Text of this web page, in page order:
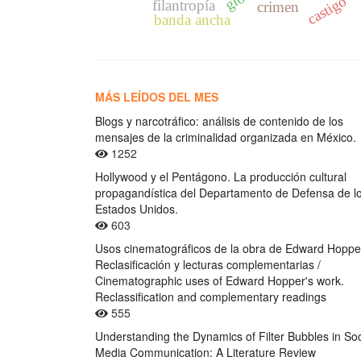
filantropía
banda ancha
crimen castigo
MÁS LEÍDOS DEL MES
Blogs y narcotráfico: análisis de contenido de los
mensajes de la criminalidad organizada en México.
1252
Hollywood y el Pentágono. La producción cultural
propagandística del Departamento de Defensa de
Estados Unidos.
603
Usos cinematográficos de la obra de Edward
Reclasificación y lecturas complementarias /
Cinematographic uses of Edward Hopper's work.
Reclassification and complementary readings
555
Understanding the Dynamics of Filter Bubbles in
Media Communication: A Literature Review